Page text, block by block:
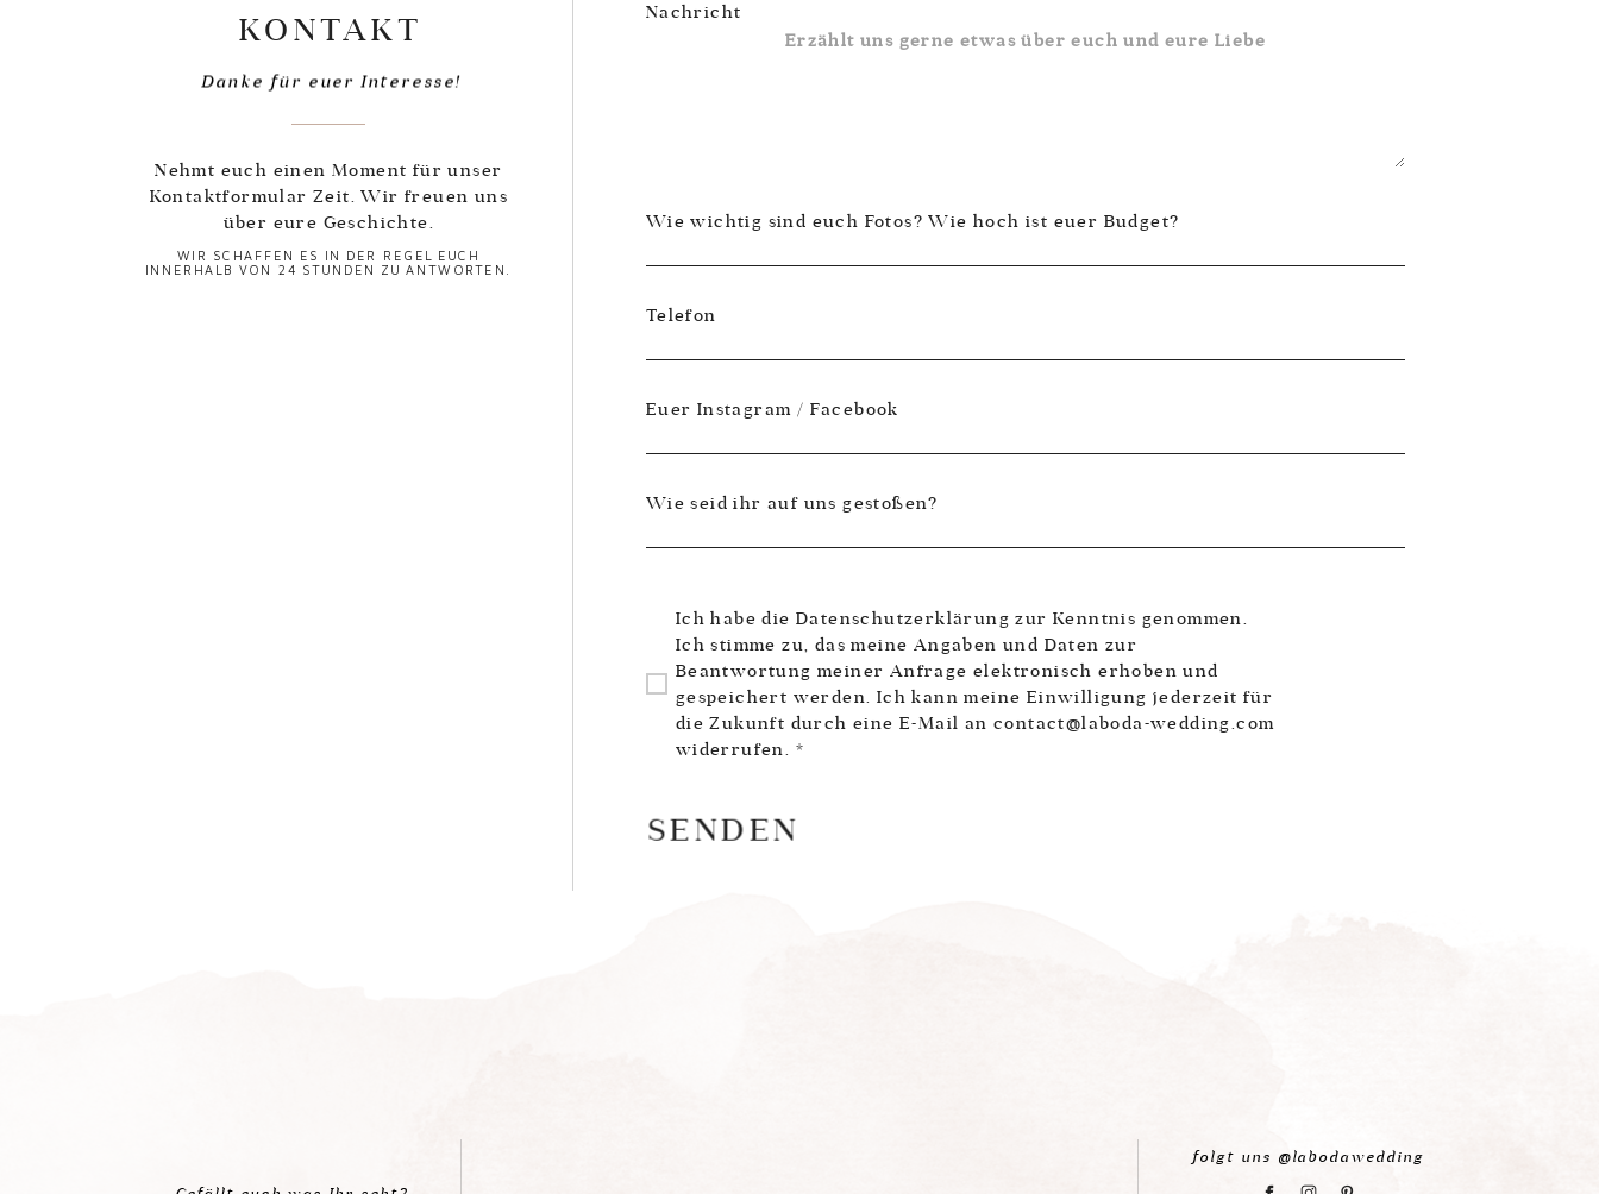
WIR SCHAFFEN ES IN DER REGEL EUCH
INNERHALB VON 24 STUNDEN ZU ANTWORTEN.
Nehmt euch einen Moment für unser
Kontaktformular Zeit. Wir freuen uns
über eure Geschichte.
Danke für euer Interesse!
KONTAKT Nachricht
Wie wichtig sind euch Fotos? Wie hoch ist euer Budget?
Telefon
Euer Instagram / Facebook
Wie seid ihr auf uns gestoßen?
Ich habe die Datenschutzerklärung zur Kenntnis genommen.
Ich stimme zu, das meine Angaben und Daten zur
Beantwortung meiner Anfrage elektronisch erhoben und
gespeichert werden. Ich kann meine Einwilligung jederzeit für
die Zukunft durch eine E-Mail an contact@laboda-wedding.com
widerrufen.
SENDEN
folgt uns @labodawedding